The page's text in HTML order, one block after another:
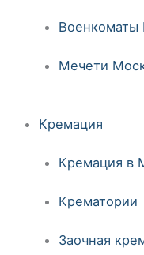
Военкоматы
Мечети
Кремация
Кремация в
Крематории
Заочная